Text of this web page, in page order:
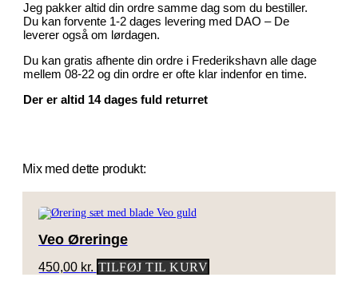
Jeg pakker altid din ordre samme dag som du bestiller.
Du kan forvente 1-2 dages levering med DAO – De
leverer også om lørdagen.
Du kan gratis afhente din ordre i Frederikshavn alle dage
mellem 08-22 og din ordre er ofte klar indenfor en time.
Der er altid 14 dages fuld returret
Mix med dette produkt:
Veo Øreringe
450,00 kr. TILFØJ TIL KURV